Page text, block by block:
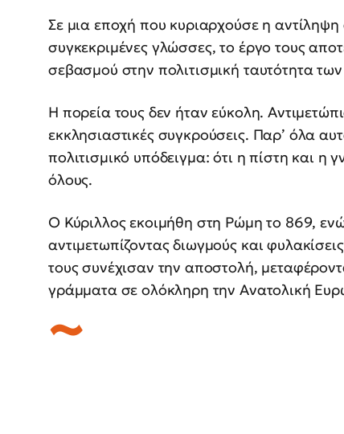
Σε μια εποχή που κυριαρχούσε η αντίληψη
συγκεκριμένες γλώσσες, το έργο τους
σεβασμού στην πολιτισμική ταυτότητα
Η πορεία τους δεν ήταν εύκολη.
εκκλησιαστικές συγκρούσεις. Παρ’ όλα
πολιτισμικό υπόδειγμα: ότι η πίστη και
όλους.
Ο Κύριλλος εκοιμήθη στη Ρώμη το 869,
αντιμετωπίζοντας διωγμούς και
τους συνέχισαν την αποστολή,
γράμματα σε ολόκληρη την Ανατολική